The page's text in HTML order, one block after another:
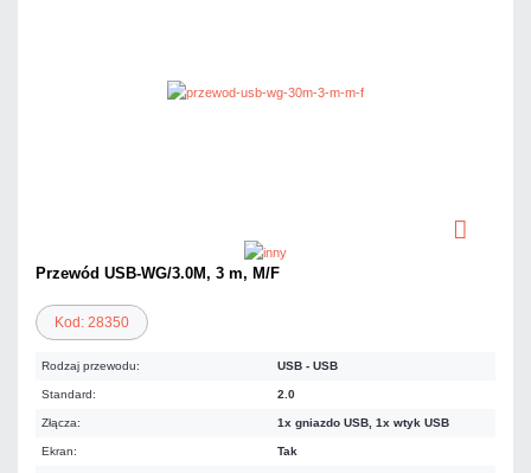
Przewód USB-WG/3.0M, 3 m, M/F
Kod: 28350
Rodzaj przewodu: USB - USB
Standard: 2.0
Złącza: 1x gniazdo USB, 1x wtyk USB
Ekran: Tak